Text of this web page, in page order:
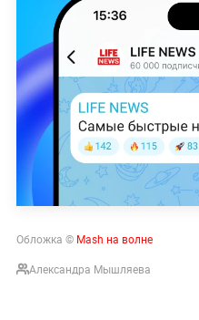
Обложка © Mash на волне
Александра Мышляева